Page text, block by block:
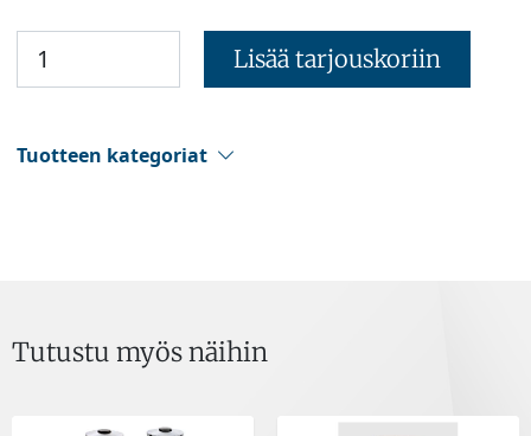
Lisää tarjouskoriin
Tuotteen kategoriat
Tutustu myös näihin